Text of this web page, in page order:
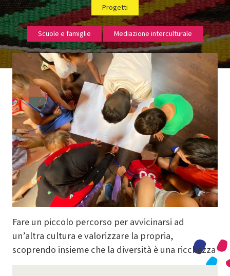
Progetti
Scuole e famiglie Mediazione interculturale
Fare un piccolo percorso per avvicinarsi ad
un’altra cultura e valorizzare la propria,
scoprendo insieme che la diversità è una ricchezza